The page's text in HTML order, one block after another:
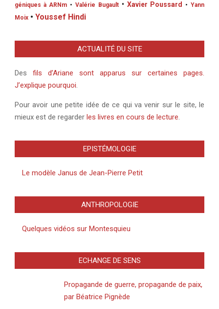
géniques à ARNm • Valérie Bugault • Xavier Poussard • Yann
Moix • Youssef Hindi
ACTUALITÉ DU SITE
Des fils d’Ariane sont apparus sur certaines pages.
J’explique pourquoi.
Pour avoir une petite idée de ce qui va venir sur le site, le
mieux est de regarder les livres en cours de lecture.
EPISTÉMOLOGIE
Le modèle Janus de Jean-Pierre Petit
ANTHROPOLOGIE
Quelques vidéos sur Montesquieu
ECHANGE DE SENS
Propagande de guerre, propagande de paix,
par Béatrice Pignède